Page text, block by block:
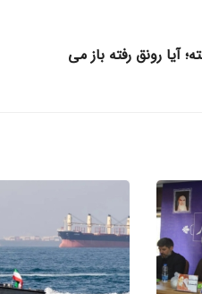
آیا رونق رفته باز می